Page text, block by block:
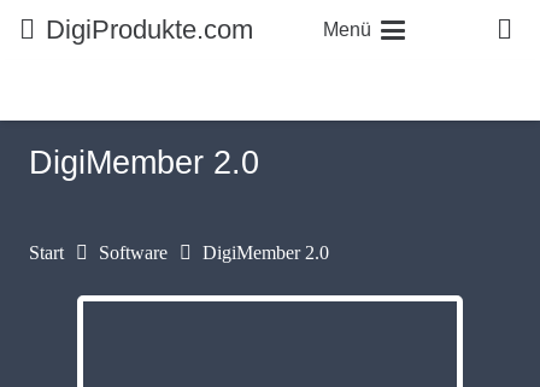
DigiProdukte.com Menü
DigiMember 2.0
Start Software DigiMember 2.0